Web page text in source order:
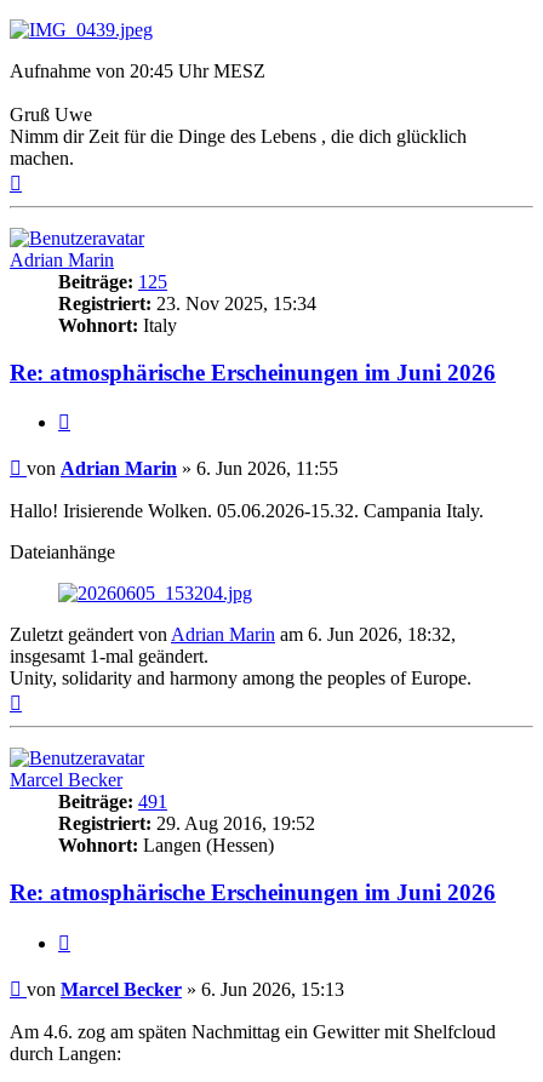
Aufnahme von 20:45 Uhr MESZ
Gruß Uwe
Nimm dir Zeit für die Dinge des Lebens , die dich glücklich
machen.
Adrian Marin
Beiträge: 125
Registriert: 23. Nov 2025, 15:34
Wohnort: Italy
Re: atmosphärische Erscheinungen im Juni 2026
Beitrag
von Adrian Marin » 6. Jun 2026, 11:55
Hallo! Irisierende Wolken. 05.06.2026-15.32. Campania Italy.
Dateianhänge
Zuletzt geändert von Adrian Marin am 6. Jun 2026, 18:32,
insgesamt 1-mal geändert.
Unity, solidarity and harmony among the peoples of Europe.
Marcel Becker
Beiträge: 491
Registriert: 29. Aug 2016, 19:52
Wohnort: Langen (Hessen)
Re: atmosphärische Erscheinungen im Juni 2026
Beitrag
von Marcel Becker » 6. Jun 2026, 15:13
Am 4.6. zog am späten Nachmittag ein Gewitter mit Shelfcloud
durch Langen: